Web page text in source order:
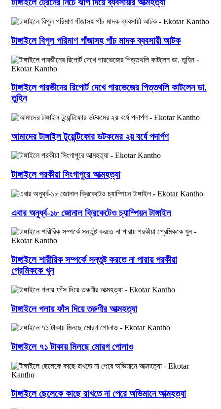
টাঙ্গাইলে ট্রেনের নিচে ঝাঁপ দিয়ে ব্যবসায়ীর আত্মহত্যা
টাঙ্গাইলে বিপুল পরিমাণ গাঁজাসহ পাঁচ মাদক ব্যবসায়ী আটক
টাঙ্গাইলে পারভীনের রিপোর্ট দেখে পারভেজের পিত্তথলি কাটলেন ডা.
তুহিন
আমাদের টাঙ্গাইল টুয়েন্টিফোর ডটকমের ২য় বর্ষে পদার্পণ
টাঙ্গাইলে পরকীয়া সিংগাপুরে আত্মহত্যা
এবার অনুর্ধ্ব-১৮ জোনাল ক্রিকেটেও চ্যাম্পিয়ন টাঙ্গাইল
টাঙ্গাইলে শারীরিক সম্পর্কে সন্তুষ্ট করতে না পারায় পরকীয়া
প্রেমিককে খুন
টাঙ্গাইলে গলায় ফাঁস দিয়ে তরুণীর আত্মহত্যা
টাঙ্গাইলে ৭১ টাকায় মিলছে মোরগ পোলাও
টাঙ্গাইলে ছেলেকে কাছে রাখতে না পেরে অভিমানে আত্মহত্যা